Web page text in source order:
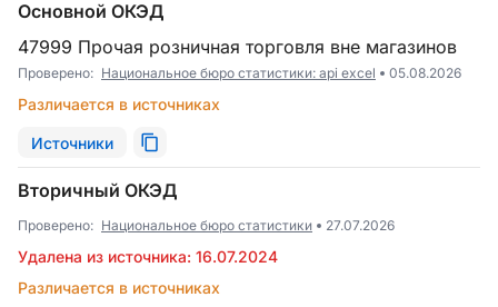
Основной ОКЭД
47999 Прочая розничная торговля вне магазинов
Проверено: Национальное бюро статистики: api excel 05.08.2026
Различается в источниках
Источники
Вторичный ОКЭД
Проверено: Национальное бюро статистики 27.07.2026
Удалена из источника: 16.07.2024
Различается в источниках